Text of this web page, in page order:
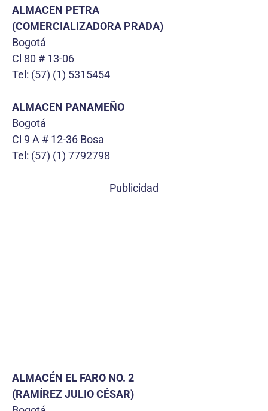
ALMACEN PETRA
(COMERCIALIZADORA PRADA)
Bogotá
Cl 80 # 13-06
Tel: (57) (1) 5315454
ALMACEN PANAMEÑO
Bogotá
Cl 9 A # 12-36 Bosa
Tel: (57) (1) 7792798
Publicidad
ALMACÉN EL FARO NO. 2
(RAMÍREZ JULIO CÉSAR)